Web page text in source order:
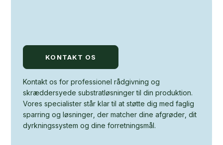
KONTAKT OS
Kontakt os for professionel rådgivning og
skræddersyede substratløsninger til din produktion.
Vores specialister står klar til at støtte dig med faglig
sparring og løsninger, der matcher dine afgrøder, dit
dyrkningssystem og dine forretningsmål.